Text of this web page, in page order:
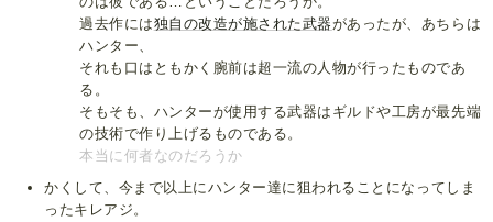
過去作には独自の改造が施された武器があったが、あちらは
ハンター、
それも口はともかく腕前は超一流の人物が行ったものであ
る。
そもそも、ハンターが使用する武器はギルドや工房が最先端
の技術で作り上げるものである。
本当に何者なのだろうか
かくして、今まで以上にハンター達に狙われることになってしま
ったキレアジ。